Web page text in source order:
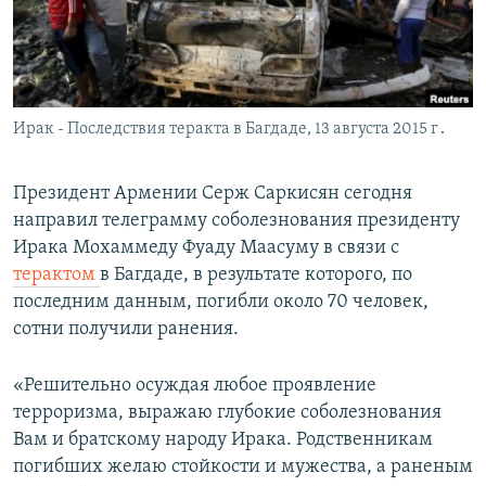
Հայերեն
English
Русский
Ирак - Последствия теракта в Багдаде, 13 августа 2015 г․
Президент Армении Серж Саркисян сегодня
направил телеграмму соболезнования президенту
Ирака Мохаммеду Фуаду Маасуму в связи с
терактом в Багдаде, в результате которого, по
последним данным, погибли около 70 человек,
сотни получили ранения.
«Решительно осуждая любое проявление
терроризма, выражаю глубокие соболезнования
Вам и братскому народу Ирака. Родственникам
погибших желаю стойкости и мужества, а раненым